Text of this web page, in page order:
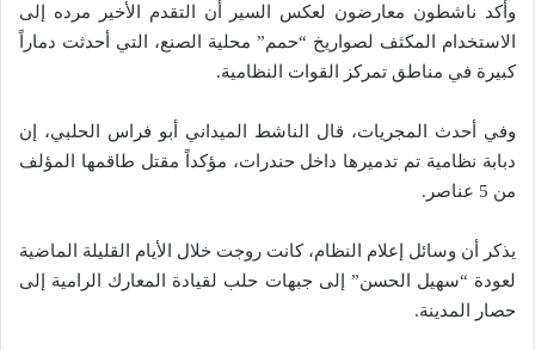
وأكد ناشطون معارضون لعكس السير أن التقدم الأخير مرده إلى
الاستخدام المكثف لصواريخ “حمم” محلية الصنع، التي أحدثت دماراً
كبيرة في مناطق تمركز القوات النظامية.
وفي أحدث المجريات، قال الناشط الميداني أبو فراس الحلبي، إن
دبابة نظامية تم تدميرها داخل حندرات، مؤكداً مقتل طاقمها المؤلف
من 5 عناصر.
يذكر أن وسائل إعلام النظام، كانت روجت خلال الأيام القليلة الماضية
لعودة “سهيل الحسن” إلى جبهات حلب لقيادة المعارك الرامية إلى
حصار المدينة.